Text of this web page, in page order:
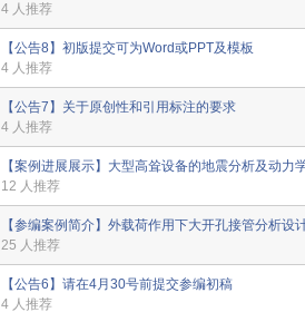
4 人推荐
【公告8】初版提交可为Word或PPT及模板
4 人推荐
【公告7】关于原创性和引用标注的要求
4 人推荐
【案例进展展示】大型高耸设备的地震分析及动力
12 人推荐
【参编案例简介】外载荷作用下大开孔接管分析设
25 人推荐
【公告6】请在4月30号前提交参编初稿
4 人推荐